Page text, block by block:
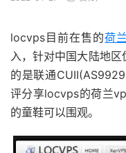
locvps目前在售的荷
入，针对中国大陆地
的是联通
评分享locvps的荷兰
的童鞋可以围观。